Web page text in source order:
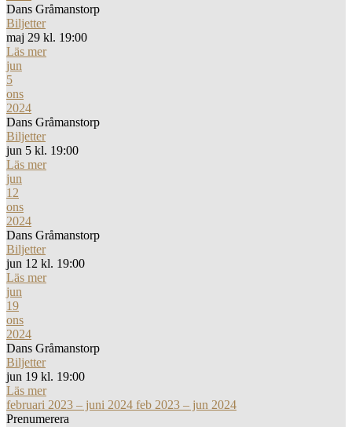
Dans Gråmanstorp
Biljetter
maj 29 kl. 19:00
Läs mer
jun
5
ons
2024
Dans Gråmanstorp
Biljetter
jun 5 kl. 19:00
Läs mer
jun
12
ons
2024
Dans Gråmanstorp
Biljetter
jun 12 kl. 19:00
Läs mer
jun
19
ons
2024
Dans Gråmanstorp
Biljetter
jun 19 kl. 19:00
Läs mer
februari 2023 – juni 2024 feb 2023 – jun 2024
Prenumerera